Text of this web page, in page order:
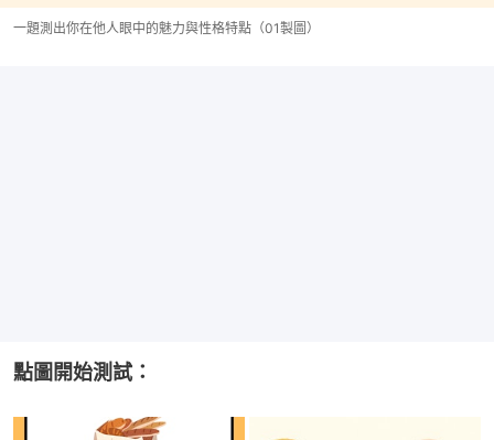
一題測出你在他人眼中的魅力與性格特點（01製圖）
點圖開始測試：